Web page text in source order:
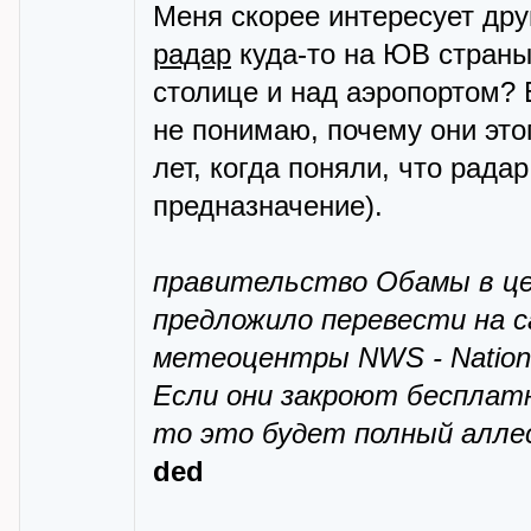
Меня скорее интересует
радар куда-то на ЮВ
столице и над аэропортом?
не понимаю, почему они
лет, когда поняли, что
предназначение).
правительство Обамы в
предложило перевести на
метеоцентры NWS -
Если они закроют
то это будет полный
ded